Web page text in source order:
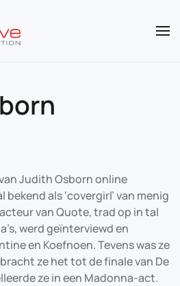
inhoud gaan
Judith Osborn online
als ‘covergirl’ van menig
van Quote, trad op in tal
werd geïnterviewd en
en Koefnoen. Tevens was ze
ze het tot de finale van De
ze in een Madonna-act.